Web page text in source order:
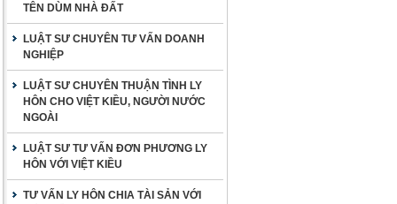
TÊN DÙM NHÀ ĐẤT
LUẬT SƯ CHUYÊN TƯ VẤN DOANH
NGHIỆP
LUẬT SƯ CHUYÊN THUẬN TÌNH LY
HÔN CHO VIỆT KIỀU, NGƯỜI NƯỚC
NGOÀI
LUẬT SƯ TƯ VẤN ĐƠN PHƯƠNG LY
HÔN VỚI VIỆT KIỀU
TƯ VẤN LY HÔN CHIA TÀI SẢN VỚI